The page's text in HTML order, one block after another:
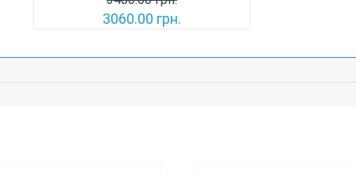
3060.00 грн.